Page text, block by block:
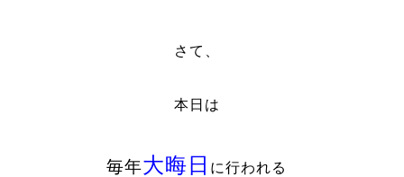
さて、
本日は
毎年大晦日 に行われる